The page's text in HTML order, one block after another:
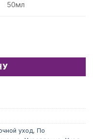
50мл
- Липосомальный
уход, По